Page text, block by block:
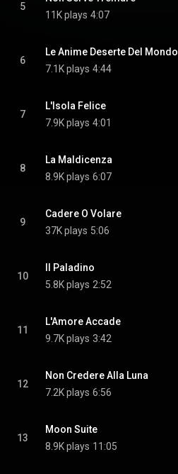
5
11K plays 4:07
6
Le Anime Deserte Del Mondo
7.1K plays 4:44
7
L'Isola Felice
7.9K plays 4:01
8
La Maldicenza
8.9K plays 6:07
9
Cadere O Volare
37K plays 5:06
10
Il Paladino
5.8K plays 2:52
11
L'Amore Accade
9.7K plays 3:42
12
Non Credere Alla Luna
7.2K plays 6:56
13
Moon Suite
8.9K plays 11:05